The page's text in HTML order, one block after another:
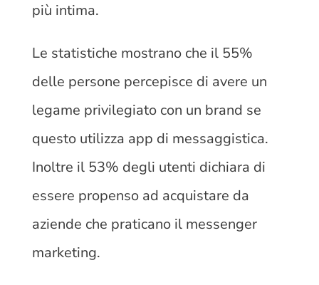
più intima.
Le statistiche mostrano che il 55%
delle persone percepisce di avere un
legame privilegiato con un brand se
questo utilizza app di messaggistica.
Inoltre il 53% degli utenti dichiara di
essere propenso ad acquistare da
aziende che praticano il messenger
marketing.